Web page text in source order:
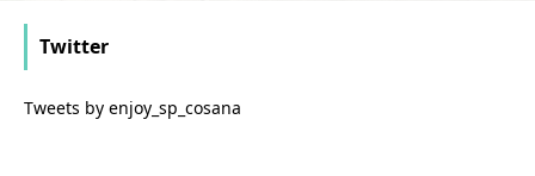
Twitter
Tweets by enjoy_sp_cosana